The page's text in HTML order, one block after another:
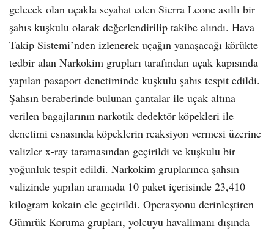
gelecek olan uçakla seyahat eden Sierra Leone asıllı bir
şahıs kuşkulu olarak değerlendirilip takibe alındı. Hava
Takip Sistemi’nden izlenerek uçağın yanaşacağı körükte
tedbir alan Narkokim grupları tarafından uçak kapısında
yapılan pasaport denetiminde kuşkulu şahıs tespit edildi.
Şahsın beraberinde bulunan çantalar ile uçak altına
verilen bagajlarının narkotik dedektör köpekleri ile
denetimi esnasında köpeklerin reaksiyon vermesi üzerine
valizler x-ray taramasından geçirildi ve kuşkulu bir
yoğunluk tespit edildi. Narkokim gruplarınca şahsın
valizinde yapılan aramada 10 paket içerisinde 23,410
kilogram kokain ele geçirildi. Operasyonu derinleştiren
Gümrük Koruma grupları, yolcuyu havalimanı dışında